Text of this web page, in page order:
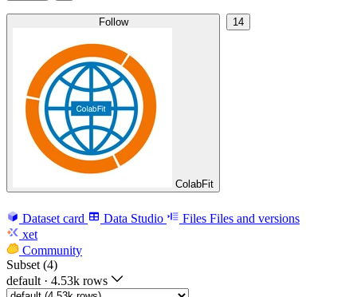
Follow
ColabFit
14
Dataset card Data Studio Files Files and versions
xet
Community
Subset (4)
default · 4.53k rows